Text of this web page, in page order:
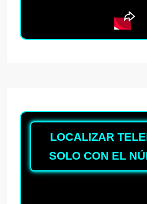
LOCALIZAR
SOLO CON EL